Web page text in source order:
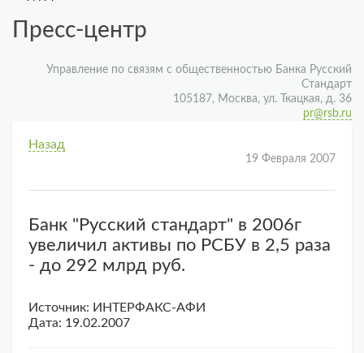
Пресс-центр
Управление по связям с общественностью Банка Русский
Стандарт
105187, Москва, ул. Ткацкая, д. 36
pr@rsb.ru
Назад
19 Февраля 2007
Банк "Русский стандарт" в 2006г
увеличил активы по РСБУ в 2,5 раза
- до 292 млрд руб.
Источник: ИНТЕРФАКС-АФИ
Дата: 19.02.2007